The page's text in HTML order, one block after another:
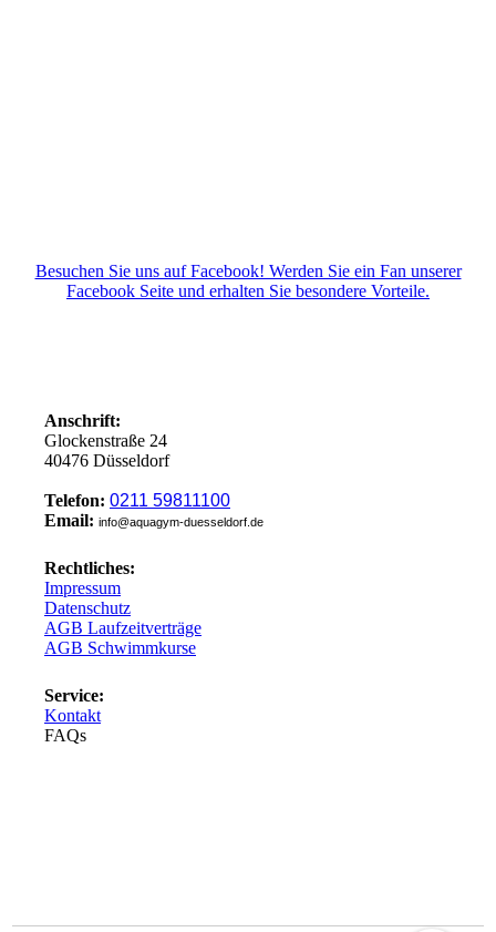
Besuchen Sie uns auf Facebook! Werden Sie ein Fan unserer
Facebook Seite und erhalten Sie besondere Vorteile.
Anschrift:
Glockenstraße 24
40476 Düsseldorf
Telefon: 0211 59811100
Email: info@aquagym-duesseldorf.de
Rechtliches:
Impressum
Datenschutz
AGB Laufzeitverträge
AGB Schwimmkurse
Service:
Kontakt
FAQs